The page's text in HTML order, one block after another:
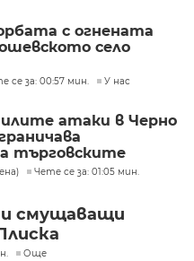
с огнената
село
се за: 00:57 мин. У нас
атаки в Черно
търговските
Чете се за: 01:05 мин.
и смущаващи
Още